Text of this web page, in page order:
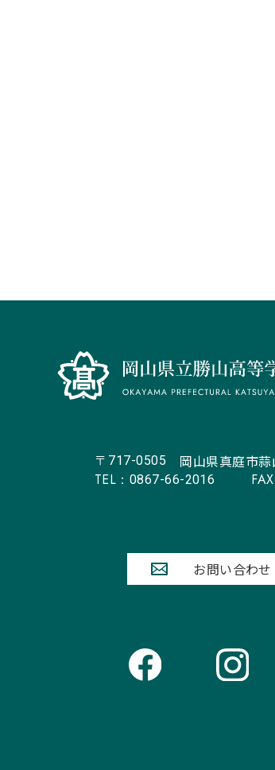
〒717-0505 岡山県真庭市
TEL： 0867-66-2016
お問い合わせ